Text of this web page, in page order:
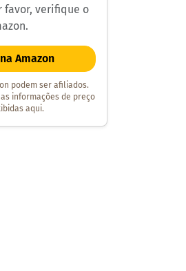
favor, verifique o
Amazon
podem ser afiliados.
informações de preço
aqui.